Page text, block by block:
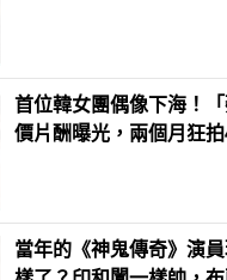
首位韓女團偶像下海！
價片酬曝光，兩個月狂拍
當年的《神鬼傳奇》演